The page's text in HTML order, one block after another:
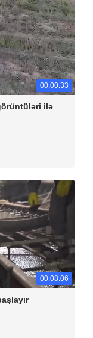
00:00:33
ilə
00:08:06